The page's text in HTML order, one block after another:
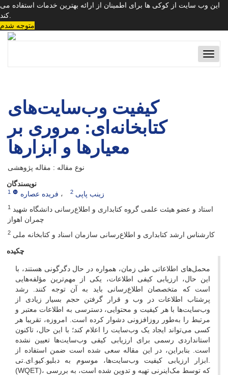
این وب سایت از کوکی ها برای اطمینان از ارائه بهترین خدمات استفاده می
متوجه شدم
کیفیت وب‌سایت‌های
کتابخانه‌ای: مروری بر
معیارها و ابزارها
نوع مقاله : مقاله پژوهشی
نویسندگان
فریده عصاره
1 زینب پاپی 2
1
چمران اهواز
2 کارشناس ارشد کتابداری و اطلاع‌رسانی سازمان اسناد و کتابخانه ملی
چکیده
محمل‌های اطلاعاتی طی زمان، همواره در حال دگرگونی هستند، با
این حال، ارزیابی کیفی اطلاعات، یکی از مهم‌ترین مؤلفه‌هایی
است که متخصصان اطلاع‌رسانی باید به آن توجه کنند. رشد
پرشتاب اطلاعات در وب و قرار گرفتن حجم بسیار زیادی از
وب‌سایت‌ها با هر کیفیت و محتوایی، دسترسی به اطلاعات معتبر و
مرتبط را به‌طور روزافزونی دشوار کرده است. امروزه، تقریبا هر
کسی می‌تواند ایجاد یک وب‌سایت را اعلام کند؛ با این حال، تاکنون
استانداردی رسمی برای ارزیابی کیفی وب‌سایت‌ها تعیین نشده
است. بنابراین، در این مقاله سعی شده است ضمن استفاده از
ابزار ارزیابی کیفیت وب‌سایت‌ها، موسوم به دبلیو.کیو.ای.تی.
(WQET)، که توسط مک‌اینرنی تهیه و تدوین شده است، به بررسی